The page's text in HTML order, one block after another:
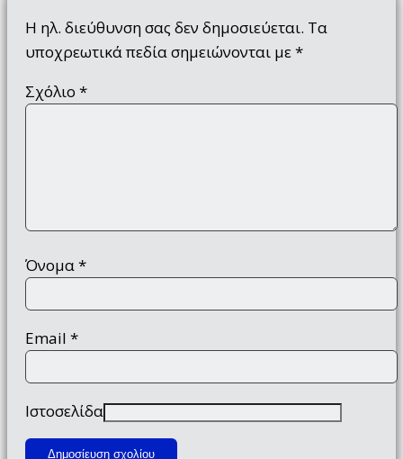
Η ηλ. διεύθυνση σας δεν δημοσιεύεται. Τα
υποχρεωτικά πεδία σημειώνονται με*
Σχόλιο *
Όνομα*
Email *
Ιστοσελίδα